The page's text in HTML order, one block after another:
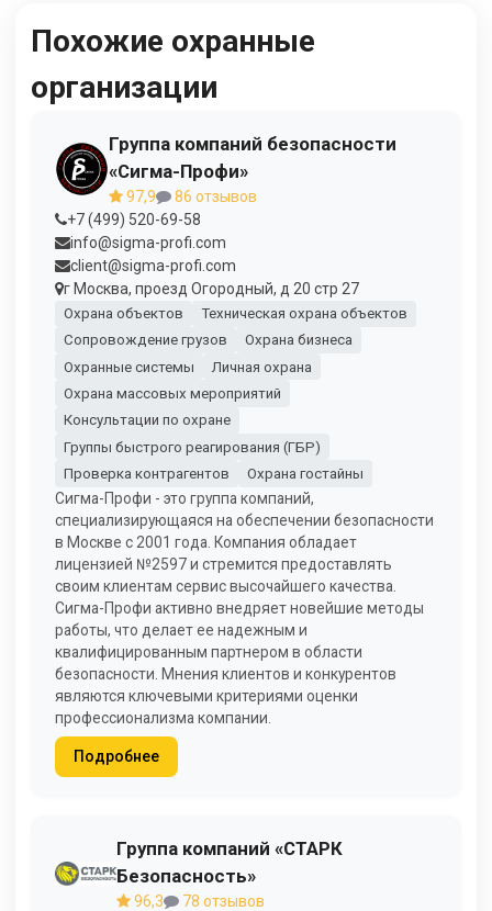
Похожие охранные
организации
Группа компаний безопасности
«Сигма-Профи»
97,9
86 отзывов
+7 (499) 520-69-58
info@sigma-profi.com
client@sigma-profi.com
г Москва, проезд Огородный, д 20 стр 27
Охрана объектов
Техническая охрана объектов
Сопровождение грузов
Охрана бизнеса
Охранные системы
Личная охрана
Охрана массовых мероприятий
Консультации по охране
Группы быстрого реагирования (ГБР)
Проверка контрагентов
Охрана гостайны
Сигма-Профи - это группа компаний,
специализирующаяся на обеспечении безопасности
в Москве с 2001 года. Компания обладает
лицензией №2597 и стремится предоставлять
своим клиентам сервис высочайшего качества.
Сигма-Профи активно внедряет новейшие методы
работы, что делает ее надежным и
квалифицированным партнером в области
безопасности. Мнения клиентов и конкурентов
являются ключевыми критериями оценки
профессионализма компании.
Подробнее
Группа компаний «СТАРК
Безопасность»
96,3
78 отзывов